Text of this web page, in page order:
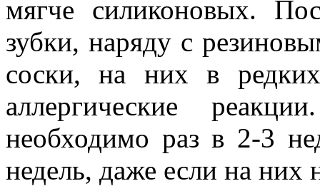
мягче силиконовых.
зубки, наряду с
соски, на них в
аллергические
необходимо раз в 2-3
недель, даже если на них